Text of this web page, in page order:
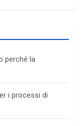
perché la
i processi di